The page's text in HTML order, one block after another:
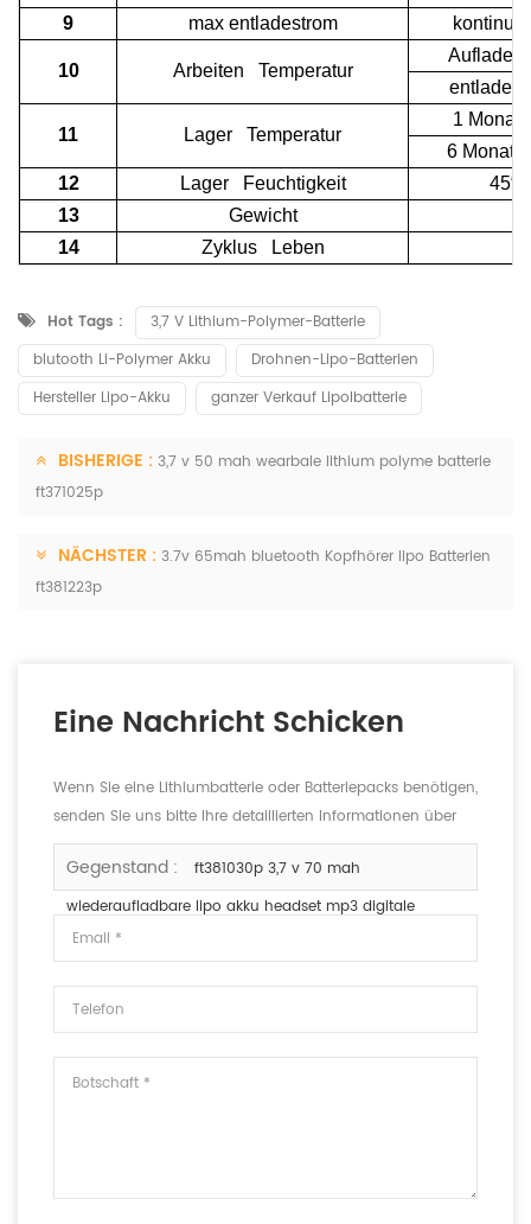
9
max entladestrom
10 Arbeiten Temperatur
Aufladen
entladen
11 Lager Temperatur
1 Monat
6 Monate
12
Lager Feuchtigkeit
45%
13
Gewicht
14
Zyklus Leben
Hot Tags :
3,7 V Lithium-Polymer-Batterie
blutooth Li-Polymer Akku
Drohnen-Lipo-Batterien
Hersteller Lipo-Akku
ganzer Verkauf Lipolbatterie
BISHERIGE : 3,7 v 50 mah wearbale lithium polyme batterie
ft371025p
NÄCHSTER : 3.7v 65mah bluetooth Kopfhörer lipo Batterien
ft381223p
Eine Nachricht Schicken
Wenn Sie eine Lithiumbatterie oder Batteriepacks benötigen,
senden Sie uns bitte Ihre detaillierten Informationen über
die Spannung, die Kapazität und die Größe.
Gegenstand :
ft381030p 3,7 v 70 mah
wiederaufladbare lipo akku headset mp3 digitale
produkte